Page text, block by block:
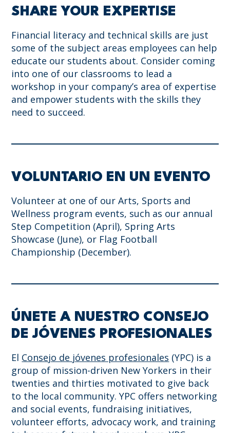
SHARE YOUR EXPERTISE
Financial literacy and technical skills are just
some of the subject areas employees can help
educate our students about. Consider coming
into one of our classrooms to lead a
workshop in your company’s area of expertise
and empower students with the skills they
need to succeed.
VOLUNTARIO EN UN EVENTO
Volunteer at one of our Arts, Sports and
Wellness program events, such as our annual
Step Competition (April), Spring Arts
Showcase (June), or Flag Football
Championship (December).
ÚNETE A NUESTRO CONSEJO
DE JÓVENES PROFESIONALES
El Consejo de jóvenes profesionales (YPC) is a
group of mission-driven New Yorkers in their
twenties and thirties motivated to give back
to the local community. YPC offers networking
and social events, fundraising initiatives,
volunteer efforts, advocacy work, and training